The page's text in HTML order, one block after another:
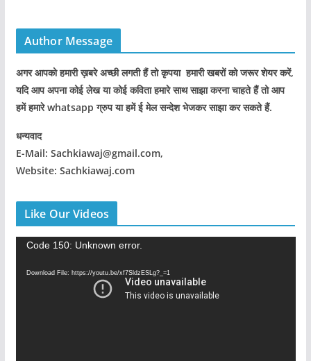
Author Message
अगर आपको हमारी ख़बरे अच्छी लगती हैं तो कृपया हमारी खबरों को जरूर शेयर करें,
यदि आप अपना कोई लेख या कोई कविता हमारे साथ साझा करना चाहते हैं तो आप
हमें हमारे whatsapp ग्रुप या हमें ई मेल सन्देश भेजकर साझा कर सकते हैं.
धन्यवाद
E-Mail: Sachkiawaj@gmail.com,
Website: Sachkiawaj.com
Like Our Videos
Code 150: Unknown error.
Download File: https://youtu.be/xf7SldzESLg?_=1